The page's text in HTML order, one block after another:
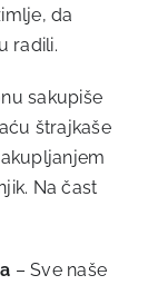
da
radili.
sakupiše
štrajkaše
Na čast
– Sve naše